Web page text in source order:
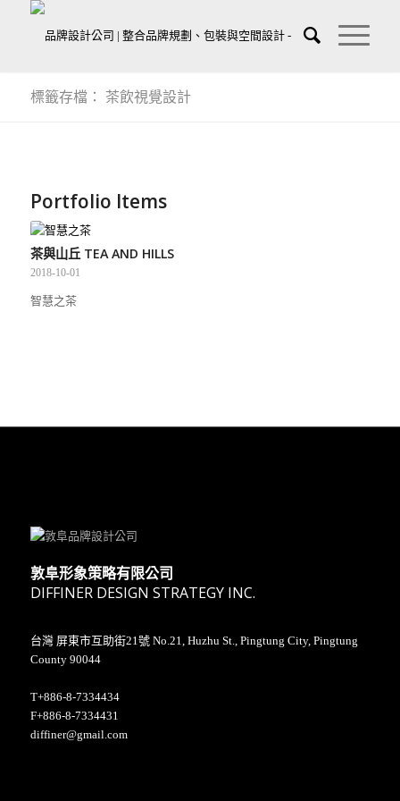
標籤存檔： 茶飲視覺設計
Portfolio Items
茶與山丘 TEA AND HILLS
2018-10-01
智慧之茶
敦阜形象策略有限公司
DIFFINER DESIGN STRATEGY INC.
台灣 屏東市互助街21號 No.21, Huzhu St., Pingtung City, Pingtung
County 90044
T+886-8-7334434
F+886-8-7334431
diffiner@gmail.com